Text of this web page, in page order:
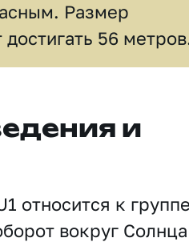
Размер
56
и
относится к
вокруг Солнца